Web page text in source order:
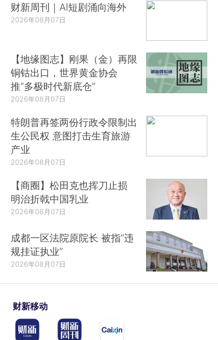
财新周刊｜AI短剧涌向海外
2026年08月07日
【地缘图志】刚果（金）再限
铜钴出口，世界黄金协会
推“多极时代新底仓”
2026年08月07日
特朗普再签两份行政令限制出
生公民权 意图打击生育旅游
产业
2026年08月07日
【商圈】松田克也挥刀止损
明治折戟中国乳业
2026年08月07日
成都一区法院原院长 被指“违
规挂证执业”
2026年08月07日
财新移动